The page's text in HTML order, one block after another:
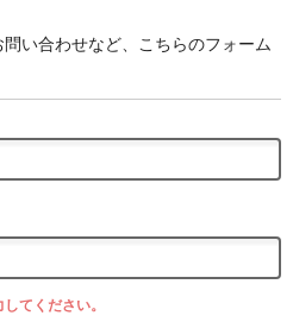
い合わせなど、こちらのフォーム
てください。